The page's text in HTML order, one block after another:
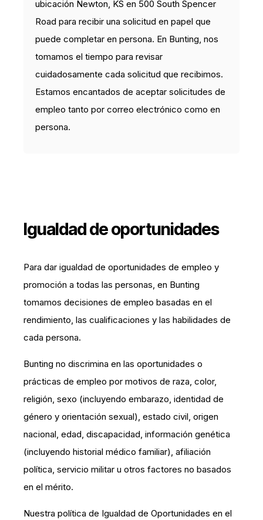
ubicación Newton, KS en 500 South Spencer
Road para recibir una solicitud en papel que
puede completar en persona. En Bunting, nos
tomamos el tiempo para revisar
cuidadosamente cada solicitud que recibimos.
Estamos encantados de aceptar solicitudes de
empleo tanto por correo electrónico como en
persona.
Igualdad de oportunidades
Para dar igualdad de oportunidades de empleo y
promoción a todas las personas, en Bunting
tomamos decisiones de empleo basadas en el
rendimiento, las cualificaciones y las habilidades de
cada persona.
Bunting no discrimina en las oportunidades o
prácticas de empleo por motivos de raza, color,
religión, sexo (incluyendo embarazo, identidad de
género y orientación sexual), estado civil, origen
nacional, edad, discapacidad, información genética
(incluyendo historial médico familiar), afiliación
política, servicio militar u otros factores no basados
en el mérito.
Nuestra política de Igualdad de Oportunidades en el